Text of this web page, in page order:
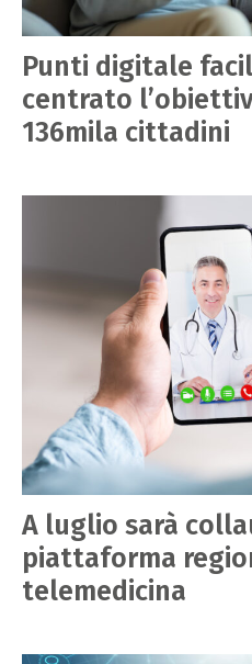
Punti digitale
centrato
136mila cittadini
A luglio sarà
piattaforma
telemedicina